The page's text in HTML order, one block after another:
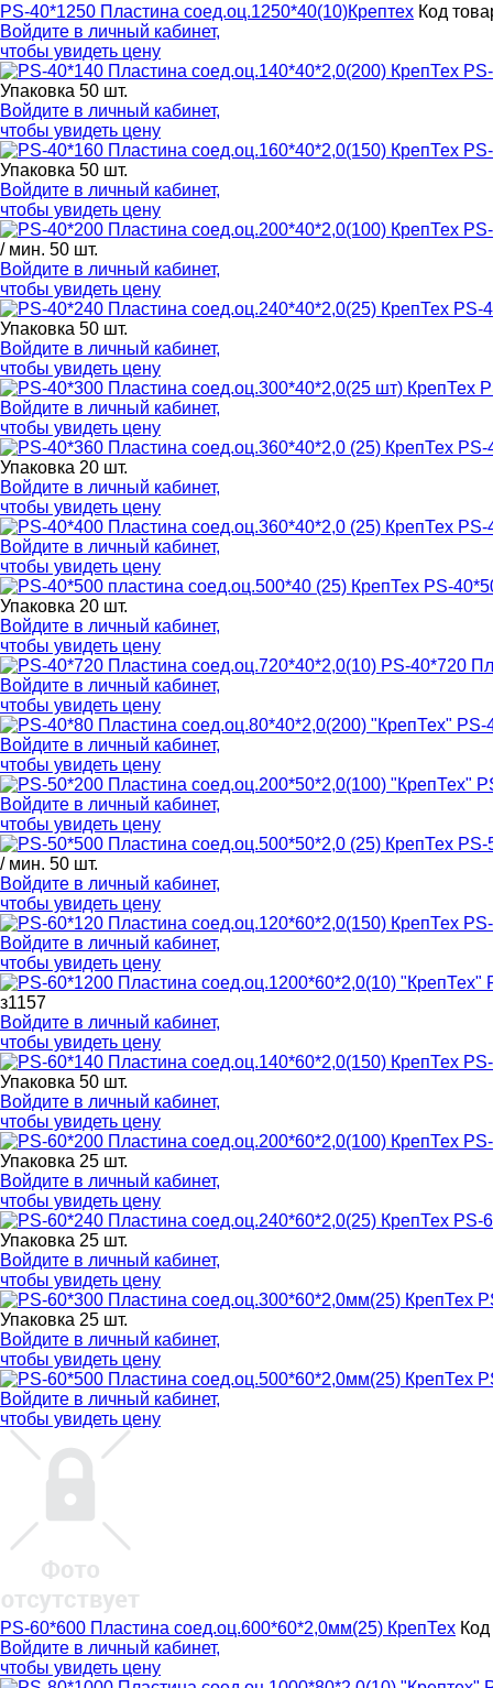
PS-40*1250 Пластина соед.оц.1250*40(10)Крептех Код
Войдите в личный кабинет,
чтобы увидеть цену
Упаковка 50 шт.
Войдите в личный кабинет,
чтобы увидеть цену
Упаковка 50 шт.
Войдите в личный кабинет,
чтобы увидеть цену
/ мин. 50 шт.
Войдите в личный кабинет,
чтобы увидеть цену
PS-
Упаковка 50 шт.
Войдите в личный кабинет,
чтобы увидеть цену
Войдите в личный кабинет,
чтобы увидеть цену
PS-
Упаковка 20 шт.
Войдите в личный кабинет,
чтобы увидеть цену
PS-
Войдите в личный кабинет,
чтобы увидеть цену
PS-
Упаковка 20 шт.
Войдите в личный кабинет,
чтобы увидеть цену
PS-40*720
Войдите в личный кабинет,
чтобы увидеть цену
PS-
Войдите в личный кабинет,
чтобы увидеть цену
Войдите в личный кабинет,
чтобы увидеть цену
PS-
/ мин. 50 шт.
Войдите в личный кабинет,
чтобы увидеть цену
Войдите в личный кабинет,
чтобы увидеть цену
з1157
Войдите в личный кабинет,
чтобы увидеть цену
Упаковка 50 шт.
Войдите в личный кабинет,
чтобы увидеть цену
Упаковка 25 шт.
Войдите в личный кабинет,
чтобы увидеть цену
PS-
Упаковка 25 шт.
Войдите в личный кабинет,
чтобы увидеть цену
Упаковка 25 шт.
Войдите в личный кабинет,
чтобы увидеть цену
Войдите в личный кабинет,
чтобы увидеть цену
PS-60*600 Пластина соед.оц.600*60*2,0мм(25) КрепТех
Войдите в личный кабинет,
чтобы увидеть цену